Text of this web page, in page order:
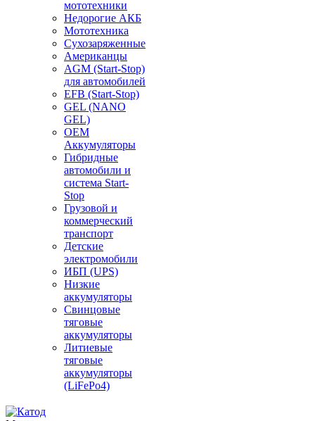
мототехники
Недорогие АКБ
Мототехника
Сухозаряженные
Американцы
AGM (Start-Stop)
для автомобилей
EFB (Start-Stop)
GEL (NANO
GEL)
OEM
Аккумуляторы
Гибридные
автомобили и
система Start-
Stop
Грузовой и
коммерческий
транспорт
Детские
электромобили
ИБП (UPS)
Низкие
аккумуляторы
Свинцовые
тяговые
аккумуляторы
Литиевые
тяговые
аккумуляторы
(LiFePo4)